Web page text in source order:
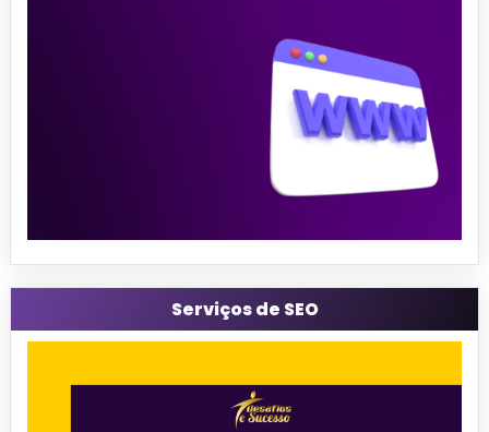
Serviços de SEO